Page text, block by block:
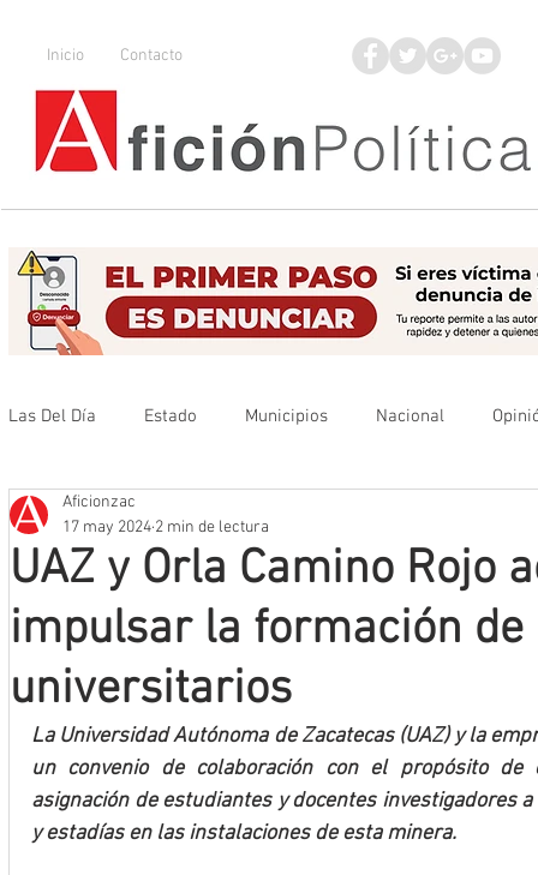
Inicio Contacto
Las Del Día Estado Municipios Nacional
Que no se olvide
Mineros LNBP
UAZ y Orla Camino Rojo
impulsar la formación de
universitarios
Aficionzac
17 may 2024 2 min de lectura
La Universidad Autónoma de Zacatecas (UAZ) y la
un convenio de colaboración con el propósito
asignación de estudiantes y docentes investigadores
y estadías en las instalaciones de esta minera.